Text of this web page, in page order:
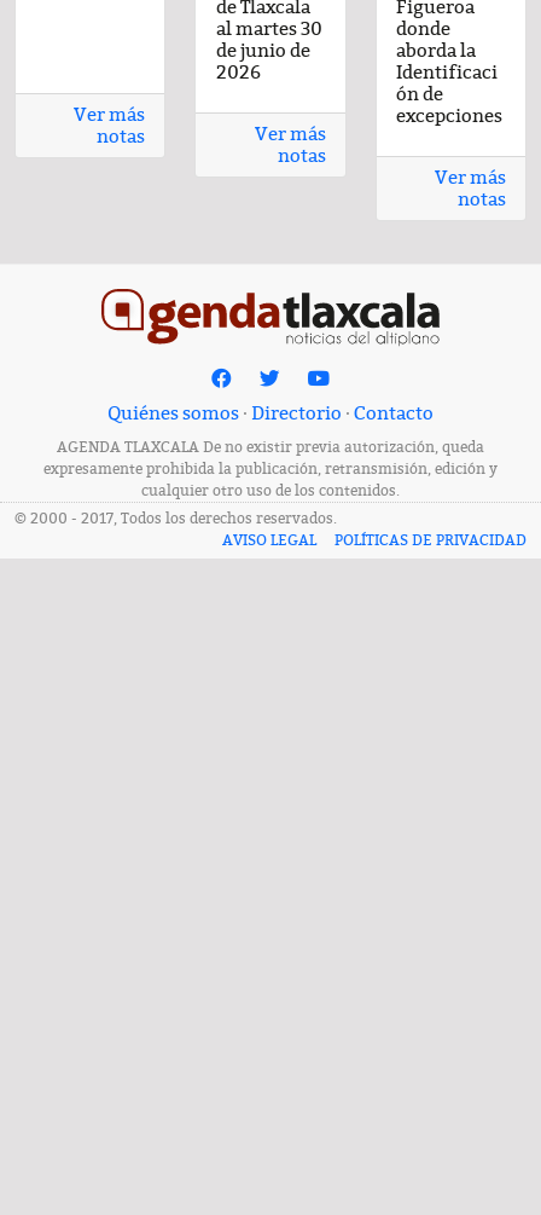
postre fácil
con sabor
casero
Ver más
notas
de Tlaxcala
al martes 30
de junio de
2026
de Tlaxcala
al viernes 26
de junio de
de Tlaxcala
al jueves 25
de junio de
2026
Ver más
notas
del día 22-
Enero-2026
Enero-2026
Figueroa
donde
aborda la
Identificaci
ón de
excepciones
Ver más
notas
Quiénes somos · Directorio · Contacto
AGENDA TLAXCALA De no existir previa autorización, queda
expresamente prohibida la publicación, retransmisión, edición y
cualquier otro uso de los contenidos.
© 2000 - 2017, Todos los derechos reservados.
AVISO LEGAL
POLÍTICAS DE PRIVACIDAD